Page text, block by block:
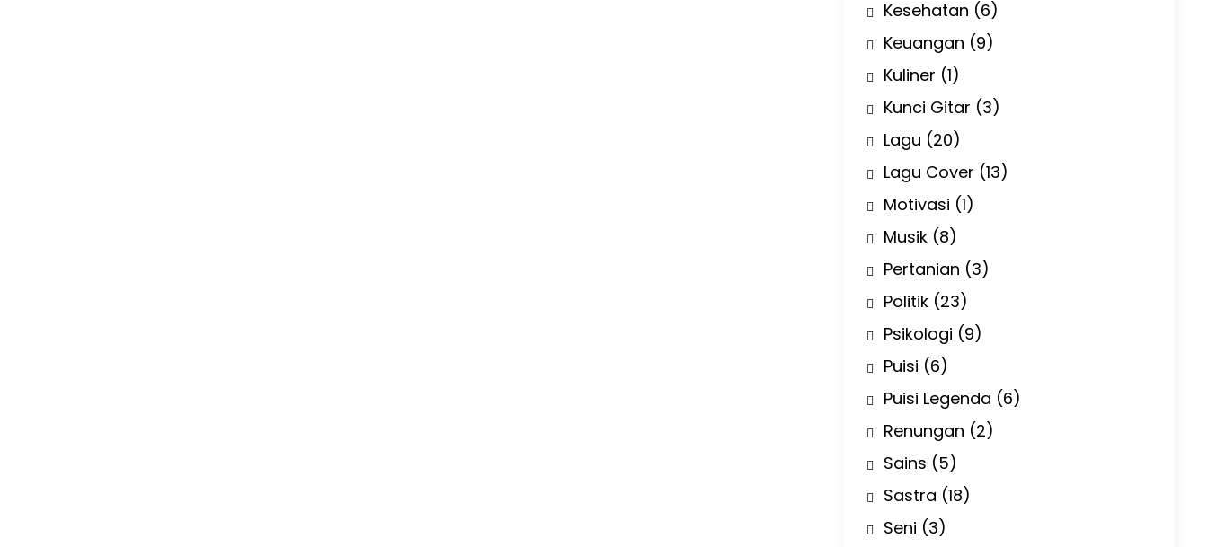
Kesehatan (6)
Keuangan (9)
Kuliner (1)
Kunci Gitar (3)
Lagu (20)
Lagu Cover (13)
Motivasi (1)
Musik (8)
Pertanian (3)
Politik (23)
Psikologi (9)
Puisi (6)
Puisi Legenda (6)
Renungan (2)
Sains (5)
Sastra (18)
Seni (3)